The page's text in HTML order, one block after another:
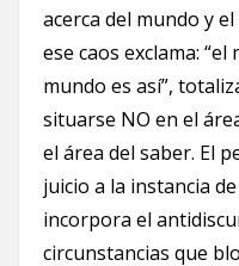
acerca del mundo y
ese caos exclama: “el
mundo es así”,
situarse NO en el
el área del saber. El
juicio a la instancia
incorpora el
circunstancias que